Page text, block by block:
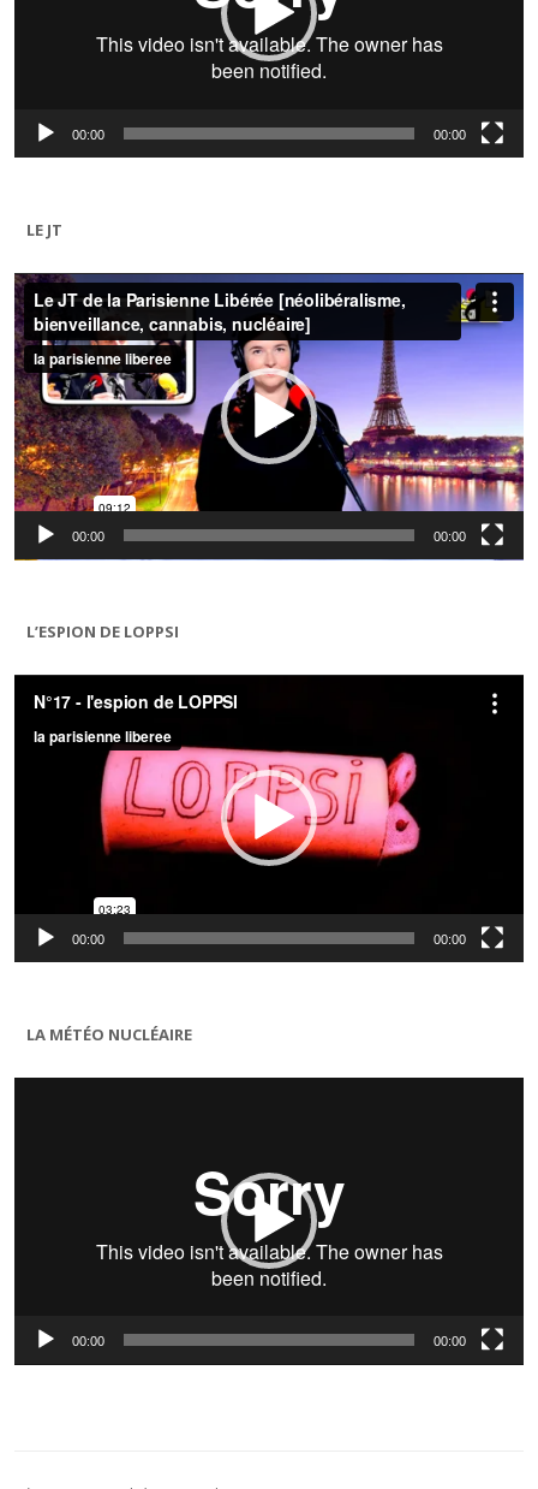
00:00 00:00
LE JT
Lecteur
vidéo
00:00 00:00
L’ESPION DE LOPPSI
Lecteur
vidéo
00:00 00:00
LA MÉTÉO NUCLÉAIRE
Lecteur
00:00 00:00